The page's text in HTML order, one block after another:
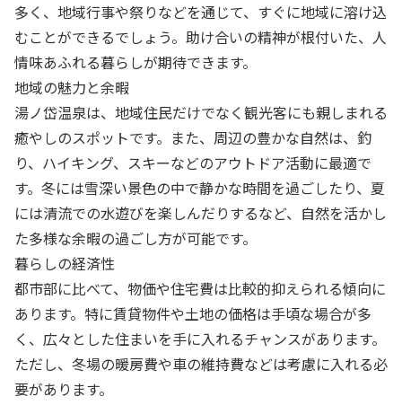
多く、地域行事や祭りなどを通じて、すぐに地域に溶け込
むことができるでしょう。助け合いの精神が根付いた、人
情味あふれる暮らしが期待できます。
地域の魅力と余暇
湯ノ岱温泉は、地域住民だけでなく観光客にも親しまれる
癒やしのスポットです。また、周辺の豊かな自然は、釣
り、ハイキング、スキーなどのアウトドア活動に最適で
す。冬には雪深い景色の中で静かな時間を過ごしたり、夏
には清流での水遊びを楽しんだりするなど、自然を活かし
た多様な余暇の過ごし方が可能です。
暮らしの経済性
都市部に比べて、物価や住宅費は比較的抑えられる傾向に
あります。特に賃貸物件や土地の価格は手頃な場合が多
く、広々とした住まいを手に入れるチャンスがあります。
ただし、冬場の暖房費や車の維持費などは考慮に入れる必
要があります。